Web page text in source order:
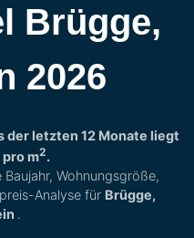
Brügge,
2026
letzten 12 Monate liegt
pro m2.
Wohnungsgröße,
Analyse für Brügge,
.